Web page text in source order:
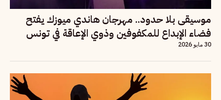
موسيقى بلا حدود.. مهرجان هاندي ميوزك يفتح
فضاء الإبداع للمكفوفين وذوي الإعاقة في تونس
30 مايو 2026